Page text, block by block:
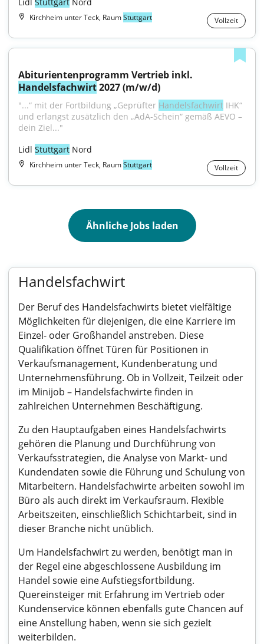
Kirchheim unter Teck, RaumStuttgart Vollzeit
Handelsfachwirt 2027 (m/w/d)
"...“ mit der Fortbildung „Geprüfter Handelsfachwirt IHK“
und erlangst zusätzlich den „AdA-Schein“ gemäß AEVO –
dein Ziel..."
Lidl Stuttgart Nord
Kirchheim unter Teck, RaumStuttgart Vollzeit
Ähnliche Jobs laden
Handelsfachwirt
Der Beruf des Handelsfachwirts bietet vielfältige
Möglichkeiten für diejenigen, die eine Karriere im
Einzel- oder Großhandel anstreben. Diese
Qualifikation öffnet Türen für Positionen in
Verkaufsmanagement, Kundenberatung und
Unternehmensführung. Ob in Vollzeit, Teilzeit oder
im Minijob – Handelsfachwirte finden in
zahlreichen Unternehmen Beschäftigung.
Zu den Hauptaufgaben eines Handelsfachwirts
gehören die Planung und Durchführung von
Verkaufsstrategien, die Analyse von Markt- und
Kundendaten sowie die Führung und Schulung von
Mitarbeitern. Handelsfachwirte arbeiten sowohl im
Büro als auch direkt im Verkaufsraum. Flexible
Arbeitszeiten, einschließlich Schichtarbeit, sind in
dieser Branche nicht unüblich.
Um Handelsfachwirt zu werden, benötigt man in
der Regel eine abgeschlossene Ausbildung im
Handel sowie eine Aufstiegsfortbildung.
Quereinsteiger mit Erfahrung im Vertrieb oder
Kundenservice können ebenfalls gute Chancen auf
eine Anstellung haben, wenn sie sich gezielt
weiterbilden.